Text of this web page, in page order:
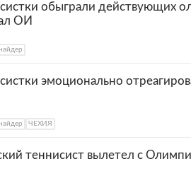
обыграли действующих
ОИ
эмоционально
ЧЕХИЯ
теннисист вылетел с